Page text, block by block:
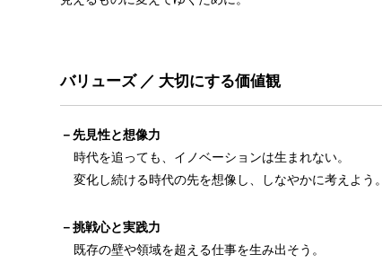
バリューズ ／ 大切にする価値観
－先見性と想像力
時代を追っても、イノベーションは生まれない。
変化し続ける時代の先を想像し、しなやかに考えよう。
－挑戦心と実践力
既存の壁や領域を超える仕事を生み出そう。